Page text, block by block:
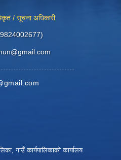
/ सूचना अधिकारी
गाउँ कार्यपालिकाको कार्यालय